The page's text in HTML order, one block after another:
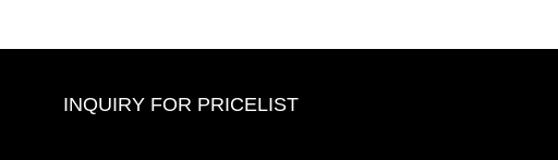
INQUIRY FOR PRICELIST